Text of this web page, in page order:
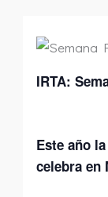
IRTA:
Este año
celebra en